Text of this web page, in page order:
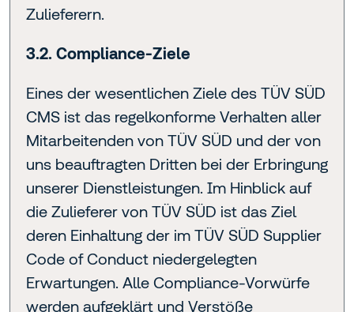
Zulieferern.
3.2. Compliance-Ziele
Eines der wesentlichen Ziele des TÜV SÜD
CMS ist das regelkonforme Verhalten aller
Mitarbeitenden von TÜV SÜD und der von
uns beauftragten Dritten bei der Erbringung
unserer Dienstleistungen. Im Hinblick auf
die Zulieferer von TÜV SÜD ist das Ziel
deren Einhaltung der im TÜV SÜD Supplier
Code of Conduct niedergelegten
Erwartungen. Alle Compliance-Vorwürfe
werden aufgeklärt und Verstöße